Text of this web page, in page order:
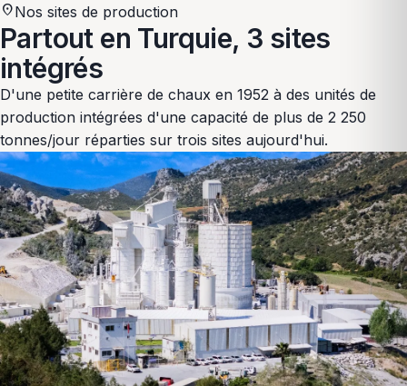
location_onNos sites de production
Partout en Turquie, 3 sites
intégrés
D'une petite carrière de chaux en 1952 à des unités de
production intégrées d'une capacité de plus de 2 250
tonnes/jour réparties sur trois sites aujourd'hui.